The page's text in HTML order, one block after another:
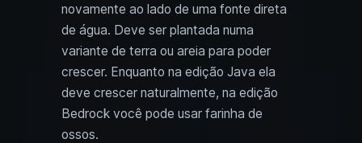
novamente ao lado de uma fonte direta
de água. Deve ser plantada numa
variante de terra ou areia para poder
crescer. Enquanto na edição Java ela
deve crescer naturalmente, na edição
Bedrock você pode usar farinha de
ossos.